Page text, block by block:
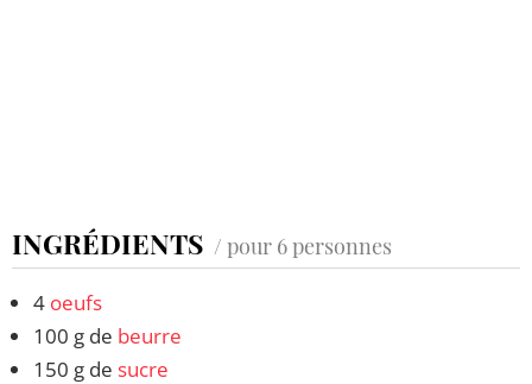
INGRÉDIENTS / pour 6 personnes
4 oeufs
100 g de beurre
150 g de sucre